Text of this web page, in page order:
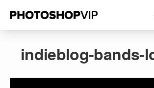
indieblog-bands-